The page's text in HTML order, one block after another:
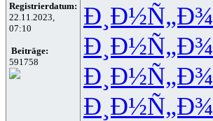
Registrierdatum:
22.11.2023,
07:10
Beiträge:
591758
Ð¸Ð½Ñ„Ð¾
Ð¸Ð½Ñ„Ð¾
Ð¸Ð½Ñ„Ð¾
Ð¸Ð½Ñ„Ð¾